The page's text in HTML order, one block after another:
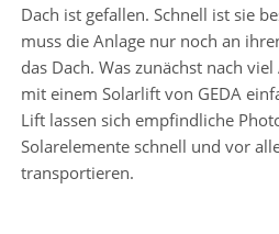
Dach ist gefallen. Schnell ist sie
muss die Anlage nur noch an
das Dach. Was zunächst nach
mit einem Solarlift von GEDA
Lift lassen sich empfindliche
Solarelemente schnell und vor
transportieren.